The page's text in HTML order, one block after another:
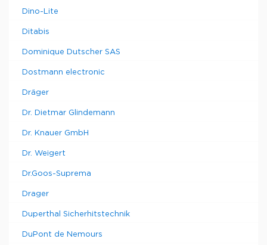
Dino-Lite
Ditabis
Dominique Dutscher SAS
Dostmann electronic
Dräger
Dr. Dietmar Glindemann
Dr. Knauer GmbH
Dr. Weigert
Dr.Goos-Suprema
Drager
Duperthal Sicherhitstechnik
DuPont de Nemours